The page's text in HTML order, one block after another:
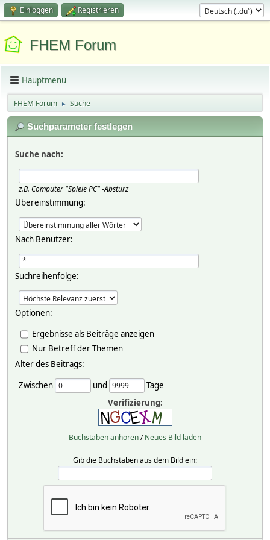
Einloggen Registrieren
FHEM Forum
Hauptmenü
FHEM Forum ► Suche
Suchparameter festlegen
Suche nach:
z.B. Computer "Spiele PC" -Absturz
Übereinstimmung:
Nach Benutzer:
Suchreihenfolge:
Optionen:
Ergebnisse als Beiträge anzeigen
Nur Betreff der Themen
Alter des Beitrags:
Zwischen
und
Tage
Verifizierung:
Buchstaben anhören/Neues Bild laden
Gib die Buchstaben aus dem Bild ein: